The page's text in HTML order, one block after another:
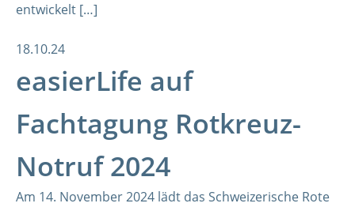
entwickelt […]
18.10.24
easierLife auf
Fachtagung Rotkreuz-
Notruf 2024
Am 14. November 2024 lädt das Schweizerische Rote